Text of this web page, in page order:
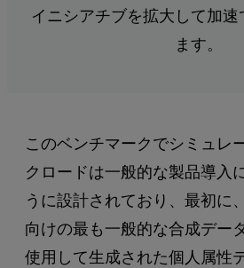
イニシアチブを拡大して加速
ます。
このベンチマークでシミュレ
クロードは一般的な製品導入
うに設計されており、最初に
向けの最も一般的な合成デー
使用して生成された個人属性